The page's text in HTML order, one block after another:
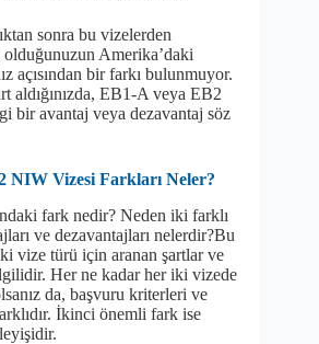
sonra bu vizelerden
Amerika’daki
açısından bir farkı bulunmuyor.
aldığınızda, EB1-A veya EB2
bir avantaj veya dezavantaj söz
NIW Vizesi Farkları Neler?
fark nedir? Neden iki farklı
ve dezavantajları nelerdir?Bu
vize türü için aranan şartlar ve
Her ne kadar her iki vizede
da, başvuru kriterleri ve
İkinci önemli fark ise